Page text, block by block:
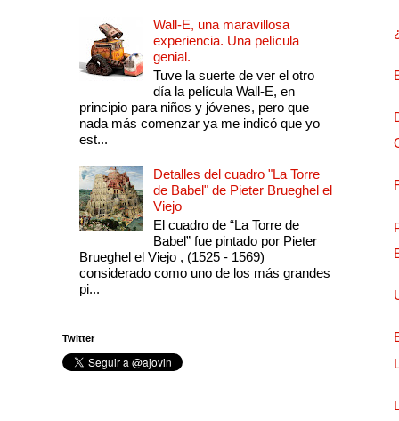
Wall-E, una maravillosa
experiencia. Una película
genial.
Tuve la suerte de ver el otro
día la película Wall-E, en
principio para niños y jóvenes, pero que
nada más comenzar ya me indicó que yo
est...
Detalles del cuadro "La Torre
de Babel" de Pieter Brueghel el
Viejo
El cuadro de “La Torre de
Babel” fue pintado por Pieter
Brueghel el Viejo , (1525 - 1569)
considerado como uno de los más grandes
pi...
Twitter